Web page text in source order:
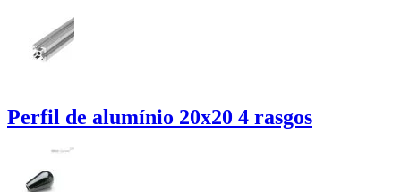
Perfil de alumínio 20x20 4 rasgos